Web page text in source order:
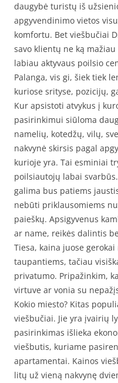
daugybė turistų iš
apgyvendinimo vietos
komfortu. Bet viešbučiai
savo klientų ne ką
labiau aktyvaus poilsio
Palanga, vis gi, šiek tiek
kuriose srityse, pozicijų,
Kur apsistoti atvykus į
pasirinkimui siūloma
namelių, kotedžų, vilų,
nakvynė skirsis pagal
kurioje yra. Tai esminiai
poilsiautojų labai
galima bus patiems
nebūti priklausomiems
paieškų. Apsigyvenus
ar name, reikės dalintis
Tiesa, kaina juose
taupantiems, tačiau
privatumo. Pripažinkim,
virtuve ar vonia su
Kokio miesto? Kitas
viešbučiai. Jie yra įvairių
pasirinkimas išlieka
viešbutis, kuriame
apartamentai. Kainos
litų už vieną nakvynę